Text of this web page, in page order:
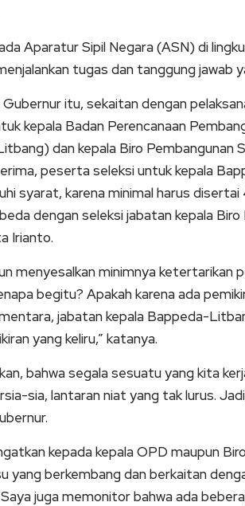
Aparatur Sipil Negara (ASN) di
tugas dan tanggung jawab
itu, sekaitan dengan
kepala Badan Perencanaan
dan kepala Biro Pembangunan
peserta seleksi untuk kepala
syarat, karena minimal harus
dengan seleksi jabatan kepala
Irianto.
menyesalkan minimnya ketertarikan
begitu? Apakah karena ada
jabatan kepala Bappeda-
yang keliru,” katanya.
bahwa segala sesuatu yang kita
sia, lantaran niat yang tak lurus.
kepada kepala OPD maupun
yang berkembang dan berkaitan
juga memonitor bahwa ada